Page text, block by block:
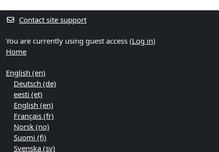
Supplementary blocks
Contact site support
You are currently using guest access (Log in)
Home
English ‎(en)‎
Deutsch ‎(de)‎
eesti ‎(et)‎
English ‎(en)‎
Français ‎(fr)‎
Norsk ‎(no)‎
Suomi ‎(fi)‎
Svenska ‎(sv)‎